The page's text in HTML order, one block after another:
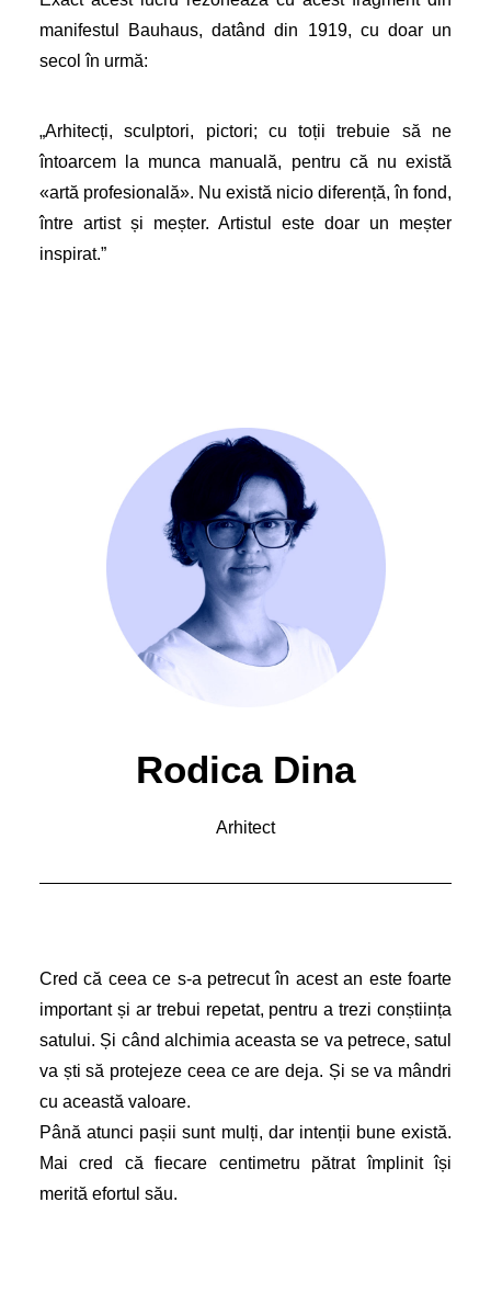
manifestul Bauhaus, datând din 1919, cu doar un
secol în urmă:
„Arhitecți, sculptori, pictori; cu toții trebuie să ne
întoarcem la munca manuală, pentru că nu există
«artă profesională». Nu există nicio diferență, în fond,
între artist și meșter. Artistul este doar un meșter
inspirat.”
Rodica Dina
Arhitect
Cred că ceea ce s-a petrecut în acest an este foarte
important și ar trebui repetat, pentru a trezi conștiința
satului. Și când alchimia aceasta se va petrece, satul
va ști să protejeze ceea ce are deja. Și se va mândri
cu această valoare.
Până atunci pașii sunt mulți, dar intenții bune există.
Mai cred că fiecare centimetru pătrat împlinit își
merită efortul său.